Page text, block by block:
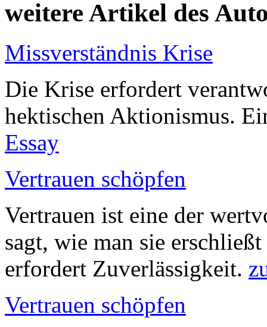
weitere Artikel des
Missverständnis Krise
Die Krise erfordert
hektischen Aktionismus.
Essay
Vertrauen schöpfen
Vertrauen ist eine der
sagt, wie man sie
erfordert Zuverlässigkeit.
Vertrauen schöpfen